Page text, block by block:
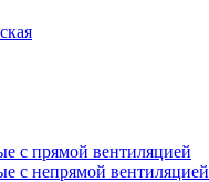
с прямой вентиляцией
с непрямой вентиляцией